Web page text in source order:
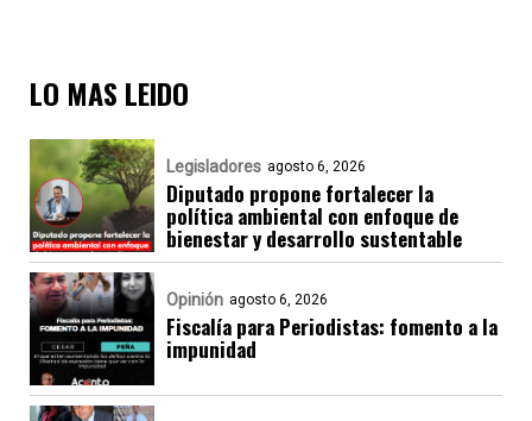
LO MAS LEIDO
Legisladores agosto 6, 2026
Diputado propone fortalecer la
política ambiental con enfoque de
bienestar y desarrollo sustentable
Opinión agosto 6, 2026
Fiscalía para Periodistas: fomento a la
impunidad